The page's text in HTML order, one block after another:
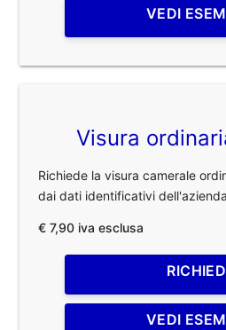
VEDI
Visura
Richiede la visura camerale
dai dati identificativi
€ 7,90 iva esclusa
VEDI